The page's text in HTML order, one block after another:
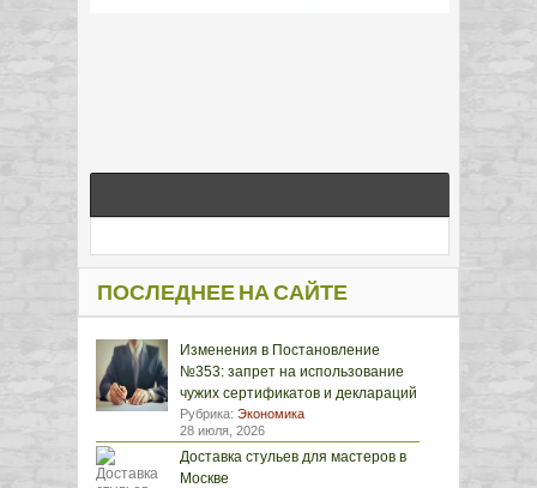
ПОСЛЕДНЕЕ НА САЙТЕ
Изменения в Постановление
№353: запрет на использование
чужих сертификатов и деклараций
Рубрика: Экономика
28 июля, 2026
Доставка стульев для мастеров в
Москве